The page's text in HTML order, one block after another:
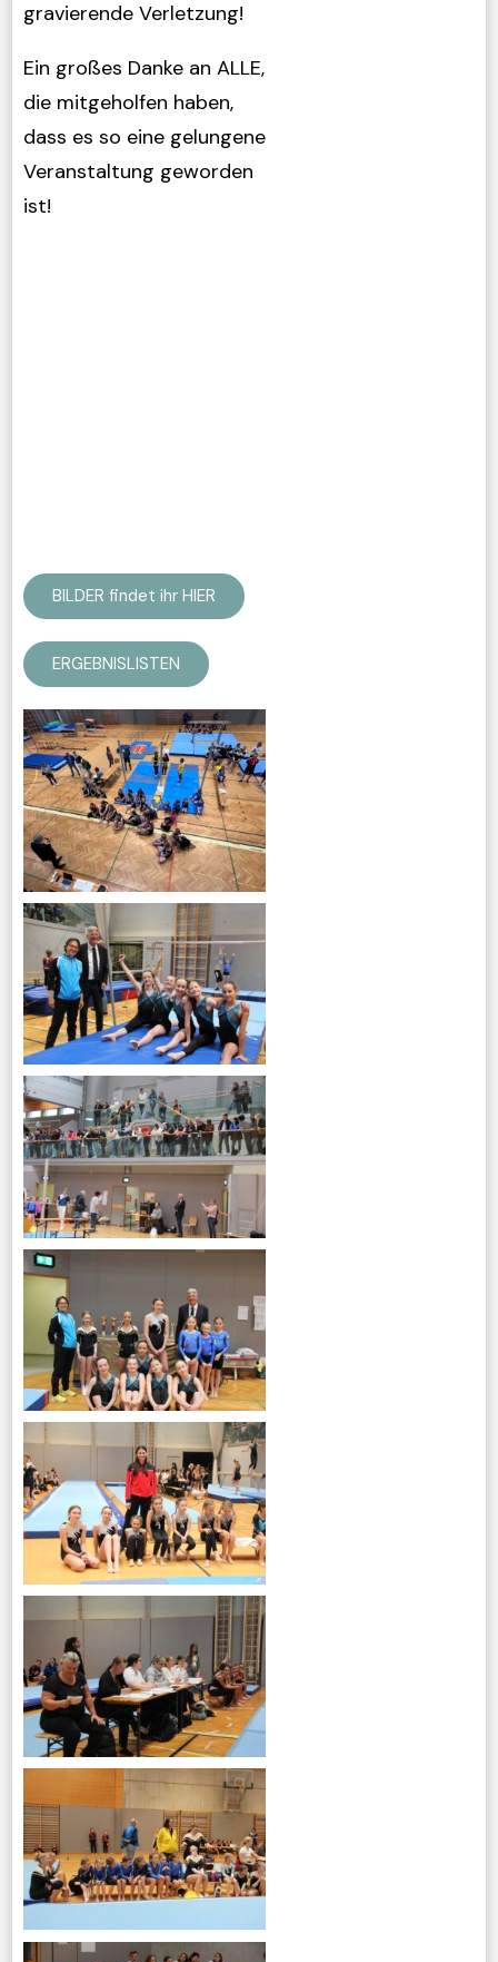
gravierende Verletzung!
Ein großes Danke an ALLE,
die mitgeholfen haben,
dass es so eine gelungene
Veranstaltung geworden
ist!
BILDER findet ihr HIER
ERGEBNISLISTEN